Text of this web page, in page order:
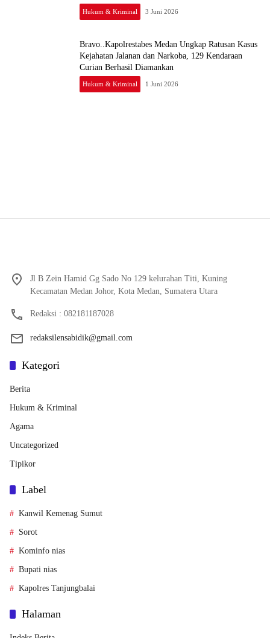
Hukum & Kriminal 3 Juni 2026
Bravo..Kapolrestabes Medan Ungkap Ratusan Kasus
Kejahatan Jalanan dan Narkoba, 129 Kendaraan
Curian Berhasil Diamankan
Hukum & Kriminal 1 Juni 2026
Jl B Zein Hamid Gg Sado No 129 kelurahan Titi, Kuning
Kecamatan Medan Johor, Kota Medan, Sumatera Utara
Redaksi : 082181187028
redaksilensabidik@gmail.com
Kategori
Berita
Hukum & Kriminal
Agama
Uncategorized
Tipikor
Label
Kanwil Kemenag Sumut
Sorot
Kominfo nias
Bupati nias
Kapolres Tanjungbalai
Halaman